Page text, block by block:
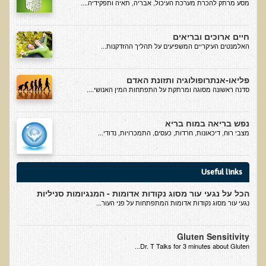
בדיקת סריקה - חומצות אורגניות בשתן
בדיקת צואה לאיתור מתכות כבדות
בדיקה מקיפה לתפקוד מערכת העיכול
בדיקות לרגישויות לחלבונים
בדיקת AMAS - מידע למטופל
פאנל קרדיו-ווסקולרי - לבריאות מערכת כלי הדם והלב
בדיקת שיער לאיתור מחסור במינרלים
מסע מרתק להכרת מערכת העיכול, אבריה, תאיה ותפקידיה....
חיים ארוכים ובריאים
האלמנטים העיקריים המשפיעים על תהליך ההזדקנות...
פליאו-אנתרופולוגיה ותזונת האדם
סדנה ראשונה מסוגה ומרתקת על התפתחות המין האנושי....
נפש בריאה במוח בריא
מצבי רוח, דיכאונות, חרדות, כעסים, התמכרויות, נדודי...
Useful links
הכל על נגעי עור מסוג נקודות אדומות - המנגיומות סניליות
נגעי עור מסוג נקודות אדומות המתפתחות על פני העור...
Gluten Sensitivity
Dr. T Talks for 3 minutes about Gluten...